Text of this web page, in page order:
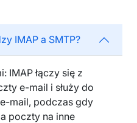
IMAP a SMTP?
IMAP łączy się z
e-mail i służy do
mail, podczas gdy
poczty na inne